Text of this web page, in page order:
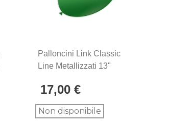
Palloncini Link Classic
Line Metallizzati 13"
17,00 €
Non disponibile